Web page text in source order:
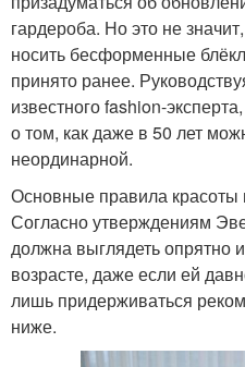
гардероба. Но это не
носить бесформенные
принято ранее.
известного fashion-
о том, как даже в 50 лет
неординарной.
Основные правила красоты
Согласно утверждениям
должна выглядеть опрятно
возрасте, даже если ей
лишь придерживаться
ниже.